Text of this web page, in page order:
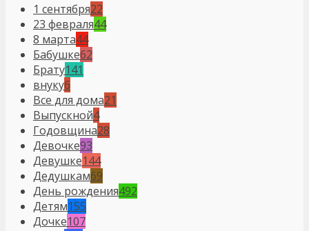
1 сентября22
23 февраля44
8 марта44
Бабушке62
Брату141
внуку6
Все для дома21
Выпускной4
Годовщина28
Девочке93
Девушке144
Дедушкам69
День рождения492
Детям155
Дочке107